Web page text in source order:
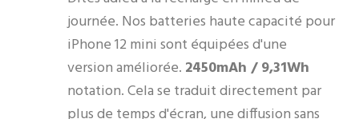
journée. Nos batteries haute capacité pour
iPhone 12 mini sont équipées d'une
version améliorée. 2450mAh / 9,31Wh
notation. Cela se traduit directement par